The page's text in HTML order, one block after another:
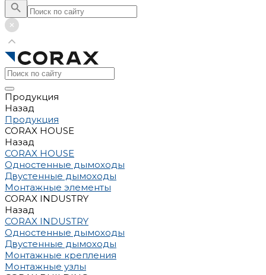
Продукция
Назад
Продукция
CORAX HOUSE
Назад
CORAX HOUSE
Одностенные дымоходы
Двустенные дымоходы
Монтажные элементы
CORAX INDUSTRY
Назад
CORAX INDUSTRY
Одностенные дымоходы
Двустенные дымоходы
Монтажные крепления
Монтажные узлы